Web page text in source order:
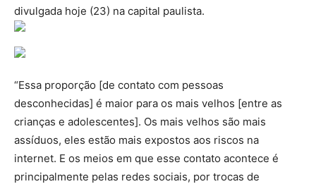
divulgada hoje (23) na capital paulista.
“Essa proporção [de contato com pessoas
desconhecidas] é maior para os mais velhos [entre as
crianças e adolescentes]. Os mais velhos são mais
assíduos, eles estão mais expostos aos riscos na
internet. E os meios em que esse contato acontece é
principalmente pelas redes sociais, por trocas de